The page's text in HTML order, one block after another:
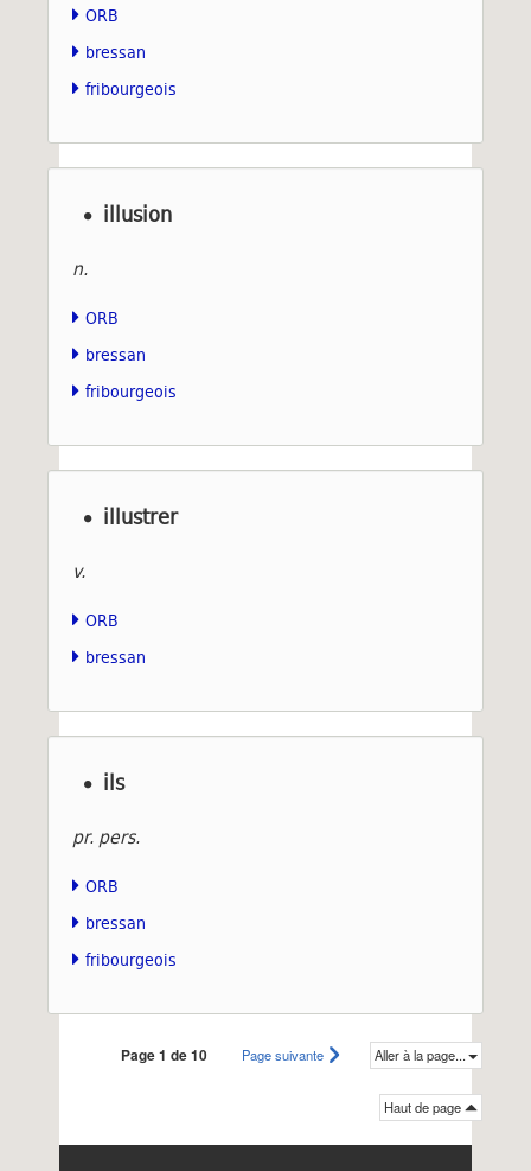
ORB
bressan
fribourgeois
illusion
n.
ORB
bressan
fribourgeois
illustrer
v.
ORB
bressan
ils
pr. pers.
ORB
bressan
fribourgeois
Page 1 de 10 Page suivante Aller à la page...
Haut de page